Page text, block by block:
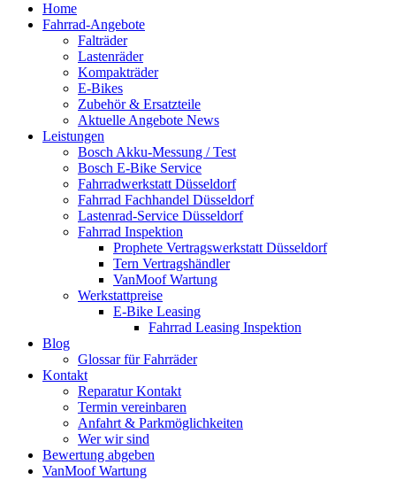
Home
Fahrrad-Angebote
Falträder
Lastenräder
Kompakträder
E-Bikes
Zubehör & Ersatzteile
Aktuelle Angebote News
Leistungen
Bosch Akku-Messung / Test
Bosch E-Bike Service
Fahrradwerkstatt Düsseldorf
Fahrrad Fachhandel Düsseldorf
Lastenrad-Service Düsseldorf
Fahrrad Inspektion
Prophete Vertragswerkstatt Düsseldorf
Tern Vertragshändler
VanMoof Wartung
Werkstattpreise
E-Bike Leasing
Fahrrad Leasing Inspektion
Blog
Glossar für Fahrräder
Kontakt
Reparatur Kontakt
Termin vereinbaren
Anfahrt & Parkmöglichkeiten
Wer wir sind
Bewertung abgeben
VanMoof Wartung